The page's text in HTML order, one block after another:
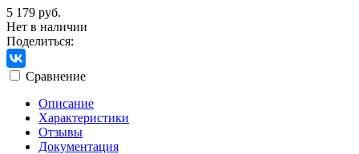
5 179 руб.
Нет в наличии
Поделиться:
Сравнение
Описание
Характеристики
Отзывы
Документация